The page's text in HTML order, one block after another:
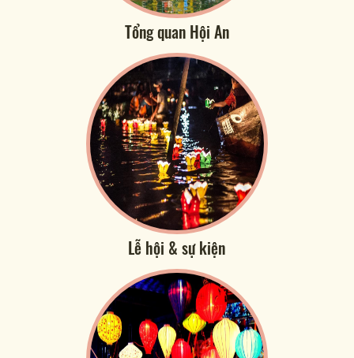
Tổng quan Hội An
Lễ hội & sự kiện